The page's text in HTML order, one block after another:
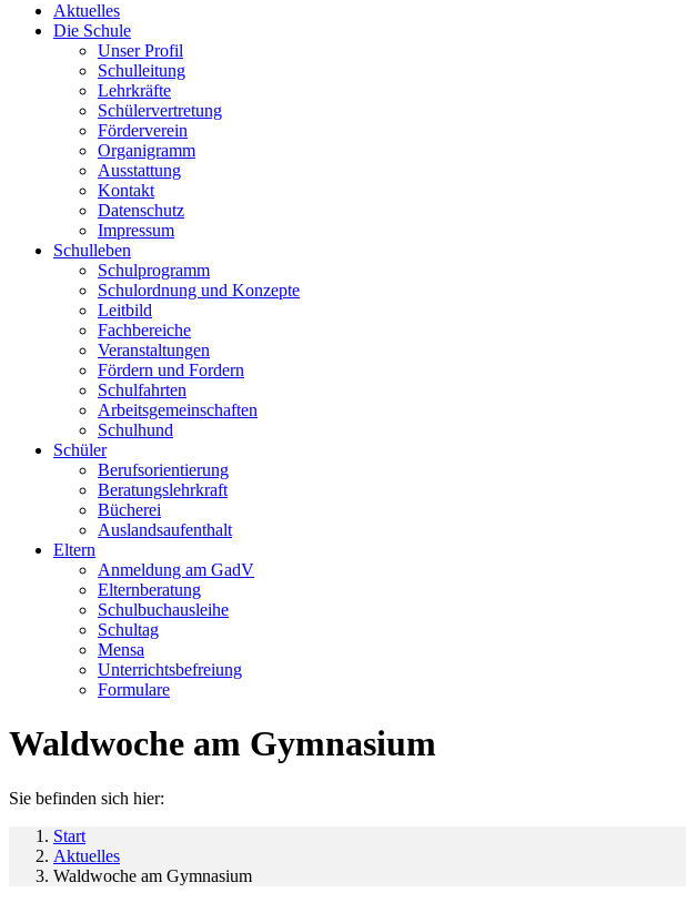
Aktuelles
Die Schule
Unser Profil
Schulleitung
Lehrkräfte
Schülervertretung
Förderverein
Organigramm
Ausstattung
Kontakt
Datenschutz
Impressum
Schulleben
Schulprogramm
Schulordnung und Konzepte
Leitbild
Fachbereiche
Veranstaltungen
Fördern und Fordern
Schulfahrten
Arbeitsgemeinschaften
Schulhund
Schüler
Berufsorientierung
Beratungslehrkraft
Bücherei
Auslandsaufenthalt
Eltern
Anmeldung am GadV
Elternberatung
Schulbuchausleihe
Schultag
Mensa
Unterrichtsbefreiung
Formulare
Waldwoche am Gymnasium
Sie befinden sich hier:
Start
Aktuelles
Waldwoche am Gymnasium